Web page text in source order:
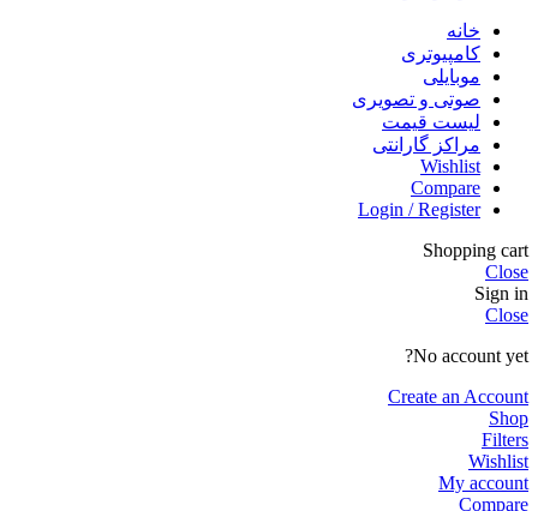
خانه
کامپیوتری
موبایلی
صوتی و تصویری
لیست قیمت
مراکز گارانتی
Wishlist
Compare
Login / Register
Shopping cart
Close
Sign in
Close
No account yet?
Create an Account
Shop
Filters
Wishlist
My account
Compare